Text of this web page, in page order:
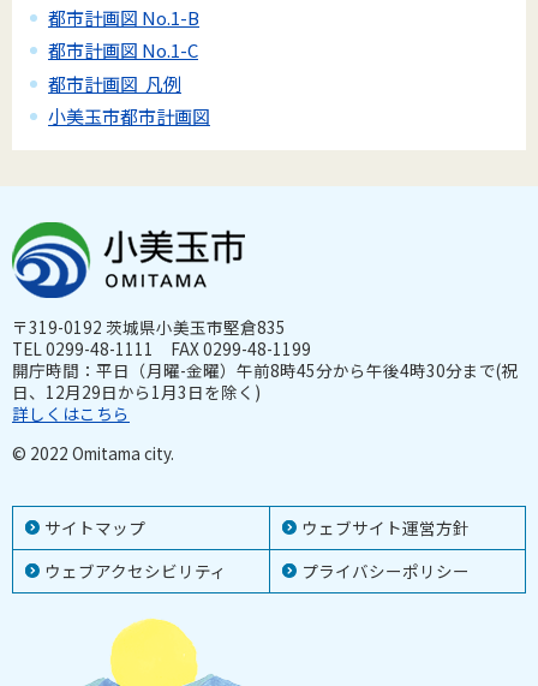
都市計画図 No.1-B
都市計画図 No.1-C
都市計画図 凡例
小美玉市都市計画図
サイトマップ
ウェブサイト運営方針
ウェブアクセシビリティ
プライバシーポリシー
〒319-0192 茨城県小美玉市堅倉835
TEL 0299-48-1111 FAX 0299-48-1199
開庁時間：平日（月曜-金曜）午前8時45分から午後4時30分まで(祝
日、12月29日から1月3日を除く)
詳しくはこちら
© 2022 Omitama city.